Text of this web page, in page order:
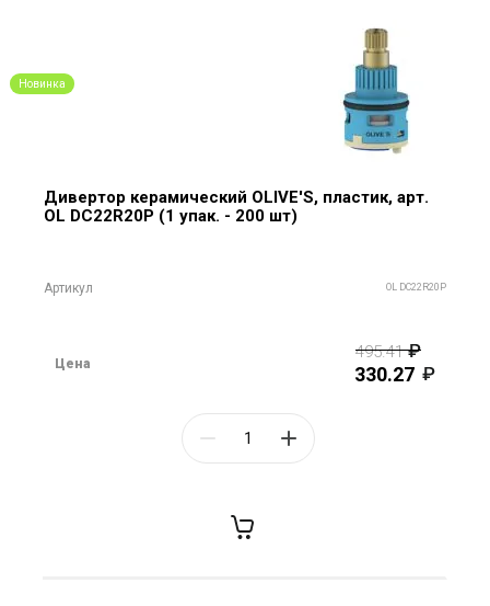
Новинка
Дивертор керамический OLIVE'S, пластик, арт.
OL DC22R20P (1 упак. - 200 шт)
Артикул OL DC22R20P
Цена
495.41
330.27